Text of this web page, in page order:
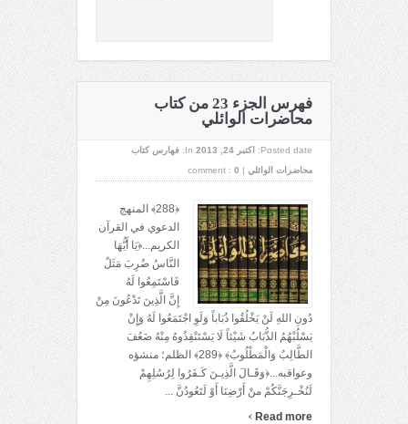
فهرس الجزء 23 من كتاب
محاضرات الوائلي
Posted date: اکتبر 24, 2013 In:
فهارس كتاب
محاضرات الوائلي |
comment : 0
﴿288﴾ المنهج
الدعوي في القرآن
الكريم...﴿يَا أَيُّهَا
النَّاسُ ضُرِبَ مَثَلٌ
فَاسْتَمِعُوا لَهُ
إِنَّ الَّذِينَ تَدْعُونَ مِنْ
دُونِ اللهِ لَنْ يَخْلُقُوا ذُبَاباً وَلَوِ اجْتَمَعُوا لَهُ وَإِنْ
يَسْلُبْهُمُ الذُّبَابُ شَيْئاً لَا يَسْتَنْقِذُوهُ مِنْهُ ضَعُفَ
الطَّالِبُ وَالْمَطْلُوبُ﴾ ﴿289﴾ الظلم؛ منشؤه
وعواقبه...﴿وَقَـالَ الَّذِيـنَ كَـفَرُوا لِرُسُلِهِمْ
لَنُخْـرِجَنَّكُمْ منْ أَرْضِنَا أَوْ لَتَعُودُنَّ ...
Read more
›